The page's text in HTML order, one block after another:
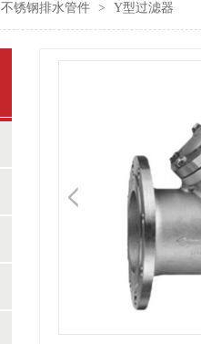
不锈钢排水管件 > Y型过滤器